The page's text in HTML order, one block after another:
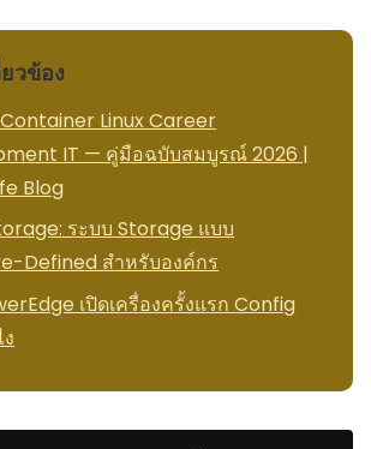
วข้อง
Linux Career
IT — คู่มือฉบับสมบูรณ์ 2026 |
Blog
ระบบ Storage แบบ
Defined สำหรับองค์กร
เปิดเครื่องครั้งแรก Config